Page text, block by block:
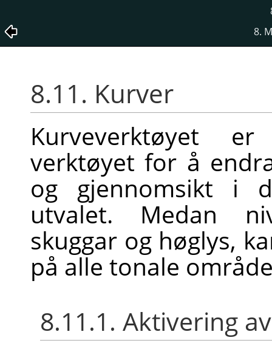
8.
8.11. Kurver
Kurveverktøyet
verktøyet for å
og gjennomsikt i
utvalet. Medan
skuggar og høglys,
på alle tonale
8.11.1. Aktivering